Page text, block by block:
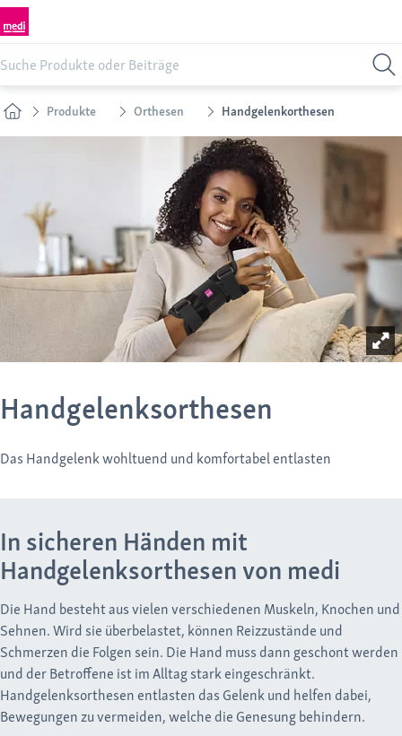
Produkte Orthesen Handgelenkorthesen
Handgelenksorthesen
Das Handgelenk wohltuend und komfortabel entlasten
In sicheren Händen mit
Handgelenksorthesen von medi
Die Hand besteht aus vielen verschiedenen Muskeln, Knochen und
Sehnen. Wird sie überbelastet, können Reizzustände und
Schmerzen die Folgen sein. Die Hand muss dann geschont werden
und der Betroffene ist im Alltag stark eingeschränkt.
Handgelenksorthesen entlasten das Gelenk und helfen dabei,
Bewegungen zu vermeiden, welche die Genesung behindern.